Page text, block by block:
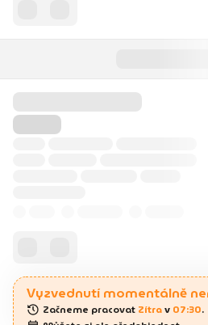
Vyzvednutí momentálně
Začneme pracovat Zítra v 07:30.